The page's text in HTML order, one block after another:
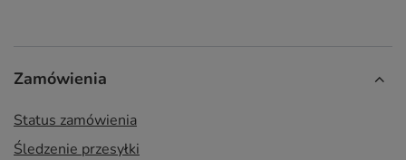
Zamówienia
Status zamówienia
Śledzenie przesyłki